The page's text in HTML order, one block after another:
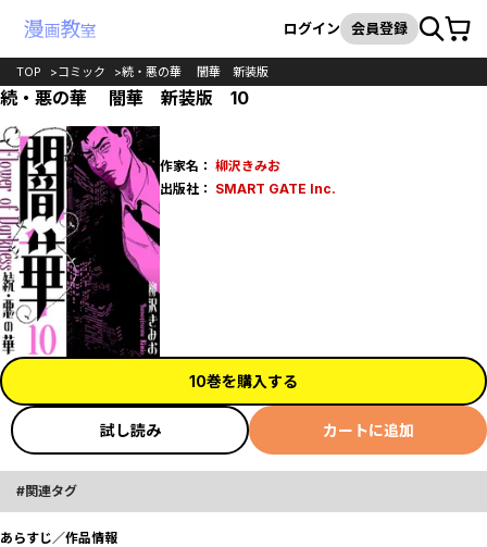
検索
ログイン 会員登録カート
TOP コミック 続・悪の華 闇華 新装版
続・悪の華 闇華 新装版 10
作家名： 柳沢きみお
出版社： SMART GATE Inc.
10巻を購入する
試し読み カートに追加
関連タグ
あらすじ／作品情報